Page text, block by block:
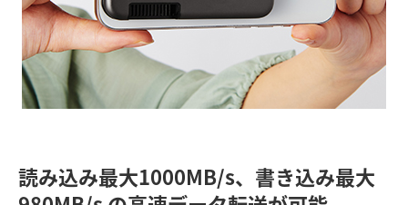
読み込み最大1000MB/s、書き込み最大